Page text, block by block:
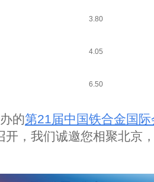
3.80
4.05
6.50
的第21届中国铁合金国际
开，我们诚邀您相聚北京